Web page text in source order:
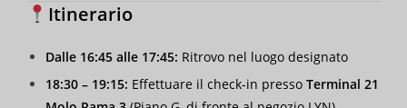
Itinerario
Dalle 16:45 alle 17:45: Ritrovo nel luogo designato
18:30 – 19:15: Effettuare il check-in presso Terminal 21